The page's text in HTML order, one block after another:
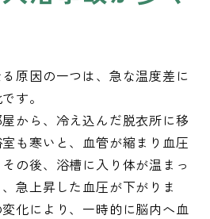
原因の一つは、急な温度差に
す。
から、冷え込んだ脱衣所に移
も寒いと、血管が縮まり血圧
の後、浴槽に入り体が温まっ
急上昇した血圧が下がりま
化により、一時的に脳内へ血